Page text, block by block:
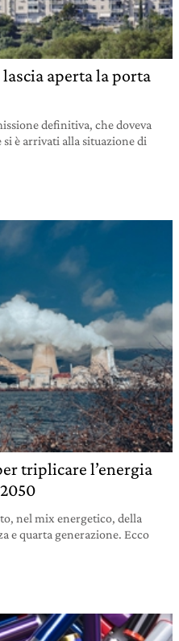
aperta la porta
definitiva, che doveva
è arrivati alla situazione di
triplicare l’energia
nel mix energetico, della
e quarta generazione. Ecco